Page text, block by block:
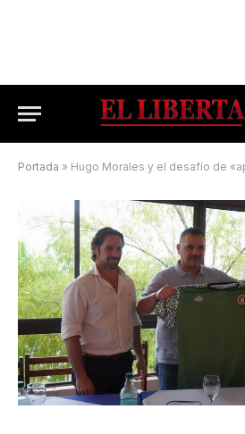
Portada » Hugo Morales y el desafío de